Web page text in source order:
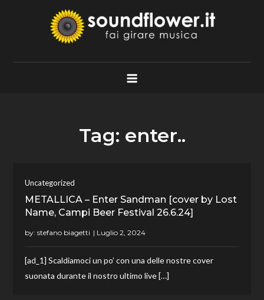
Soundflower.it
Fai Girare Musica
Tag: enter..
Uncategorized
METALLICA – Enter Sandman [cover by Lost
Name, Campi Beer Festival 26.6.24]
by:stefano biagetti
[ad_1] Scaldiamoci un po’ con una delle nostre cover
suonata durante il nostro ultimo live […]